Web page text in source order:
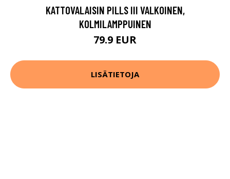
KATTOVALAISIN PILLS III VALKOINEN,
KOLMILAMPPUINEN
79.9 EUR
LISÄTIETOJA